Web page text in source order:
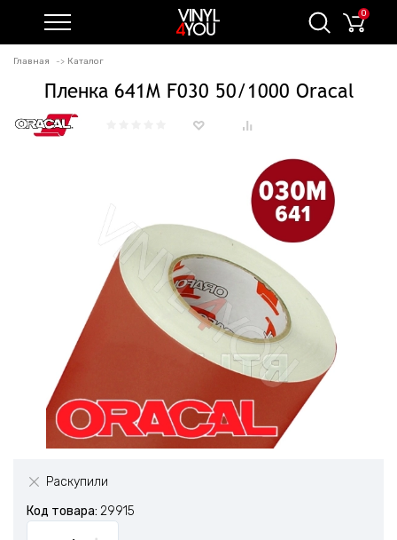
0
Главная Каталог
Пленка 641M F030 50/1000 Oracal
Раскупили
Код товара: 29915